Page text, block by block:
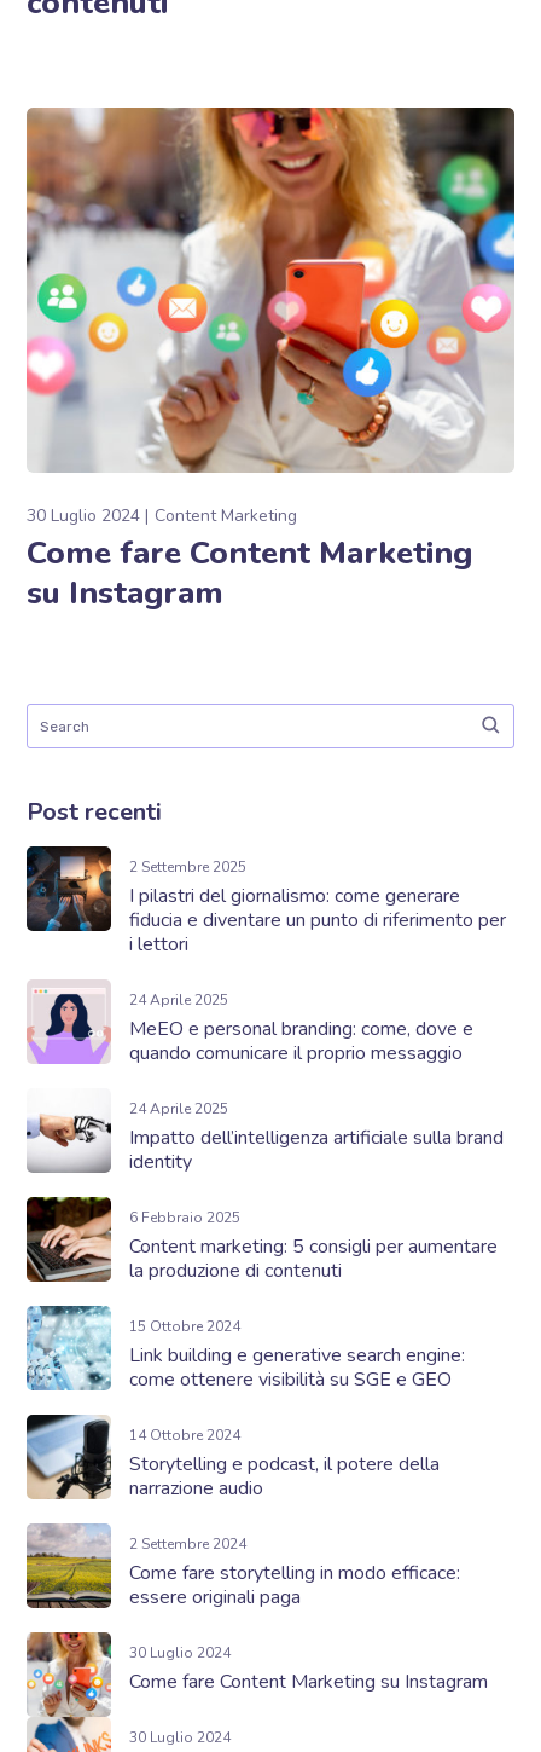
30 Luglio 2024 Content Marketing
Come fare Content Marketing
su Instagram
Post recenti
2 Settembre 2025
I pilastri del giornalismo: come generare
fiducia e diventare un punto di riferimento per
i lettori
24 Aprile 2025
MeEO e personal branding: come, dove e
quando comunicare il proprio messaggio
24 Aprile 2025
Impatto dell’intelligenza artificiale sulla brand
identity
6 Febbraio 2025
Content marketing: 5 consigli per aumentare
la produzione di contenuti
15 Ottobre 2024
Link building e generative search engine:
come ottenere visibilità su SGE e GEO
14 Ottobre 2024
Storytelling e podcast, il potere della
narrazione audio
2 Settembre 2024
Come fare storytelling in modo efficace:
essere originali paga
30 Luglio 2024
Come fare Content Marketing su Instagram
30 Luglio 2024